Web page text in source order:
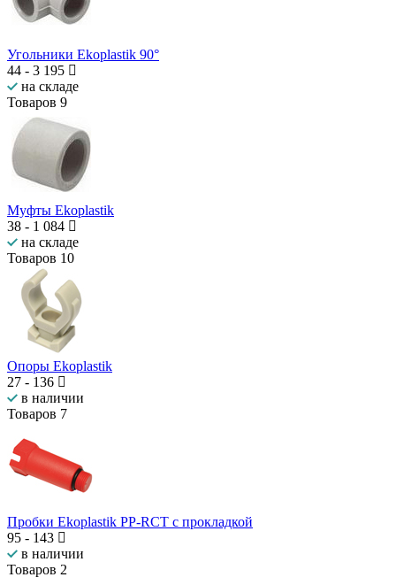
Угольники Ekoplastik 90°
44 - 3 195
на складе
Товаров 9
Муфты Ekoplastik
38 - 1 084
на складе
Товаров 10
Опоры Ekoplastik
27 - 136
в наличии
Товаров 7
Пробки Ekoplastik PP-RCT с прокладкой
95 - 143
в наличии
Товаров 2